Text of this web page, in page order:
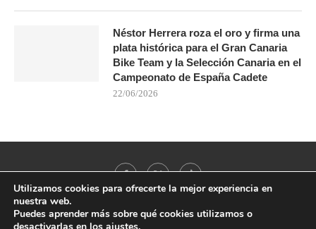
Néstor Herrera roza el oro y firma una
plata histórica para el Gran Canaria
Bike Team y la Selección Canaria en el
Campeonato de España Cadete
22/06/2026
@2021 - All Right Reserved. Designed and Developed by
Utilizamos cookies para ofrecerte la mejor experiencia en
nuestra web.
Puedes aprender más sobre qué cookies utilizamos o